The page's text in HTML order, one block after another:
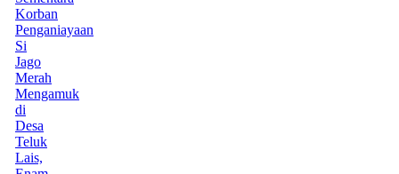
Korban
Penganiayaan
Si
Jago
Merah
Mengamuk
di
Desa
Teluk
Lais,